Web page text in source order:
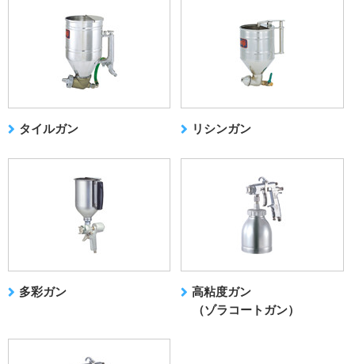
タイルガン リシンガン
多彩ガン
高粘度ガン
（ゾラコートガン）